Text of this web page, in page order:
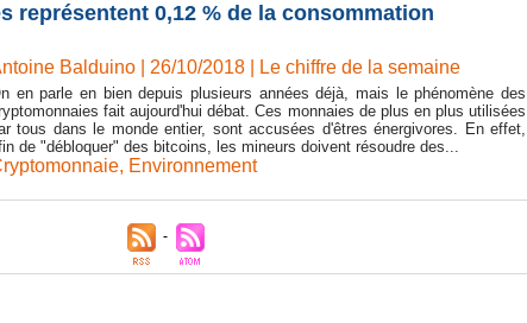
représentent 0,12 % de la consommation
Balduino | 26/10/2018 Le chiffre de la semaine
en parle en bien depuis plusieurs années déjà, mais le phénomène des
fait aujourd'hui débat. Ces monnaies de plus en plus utilisées
tous dans le monde entier, sont accusées d'êtres énergivores. En effet,
de "débloquer" des bitcoins, les mineurs doivent résoudre des...
, Environnement